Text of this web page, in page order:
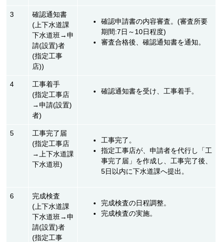
3
確認通知書
(上下水道課
下水道班→申
請(設置)者
(指定工事
店))
確認申請書の内容審査。(審査所要
期間:7日～10日程度)
審査合格後、確認通知書を通知。
4
工事着手
(指定工事店
→申請(設置)
者)
確認通知書を受け、工事着手。
5
工事完了届
(指定工事店
→上下水道課
下水道班)
工事完了。
指定工事店が、申請者を代行し「工
事完了届」を作成し、工事完了後、
5日以内に下水道課へ提出。
6
完成検査
(上下水道課
下水道班→申
請(設置)者
(指定工事
完成検査の日程調整。
完成検査の実施。